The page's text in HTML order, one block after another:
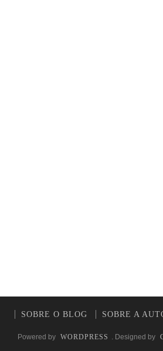
SOBRE O BLOG SOBRE A
Powered by WORDPRESS . Designed by